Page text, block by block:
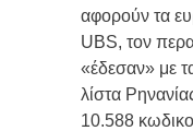
αφορούν τα
UBS, τον
«έδεσαν» με
λίστα
10.588